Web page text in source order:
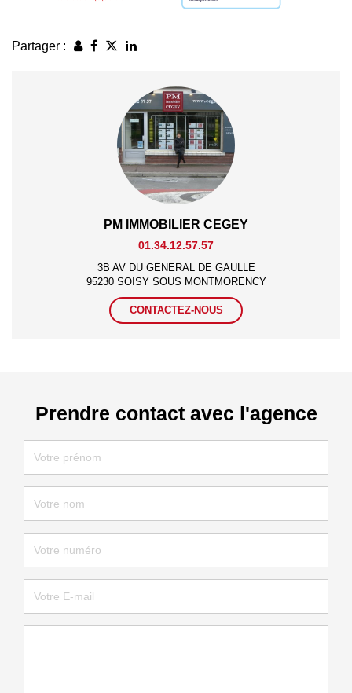
Partager :
PM IMMOBILIER CEGEY
01.34.12.57.57
3B AV DU GENERAL DE GAULLE
95230 SOISY SOUS MONTMORENCY
CONTACTEZ-NOUS
Prendre contact avec l'agence